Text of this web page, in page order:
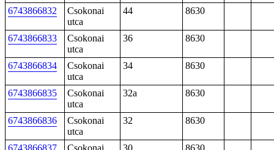
6743866832
Csokonai
utca
44 8630
6743866833
Csokonai
utca
36 8630
6743866834
Csokonai
utca
34 8630
6743866835
Csokonai
utca
32a 8630
6743866836
Csokonai
utca
32 8630
6743866837
Csokonai
30 8630